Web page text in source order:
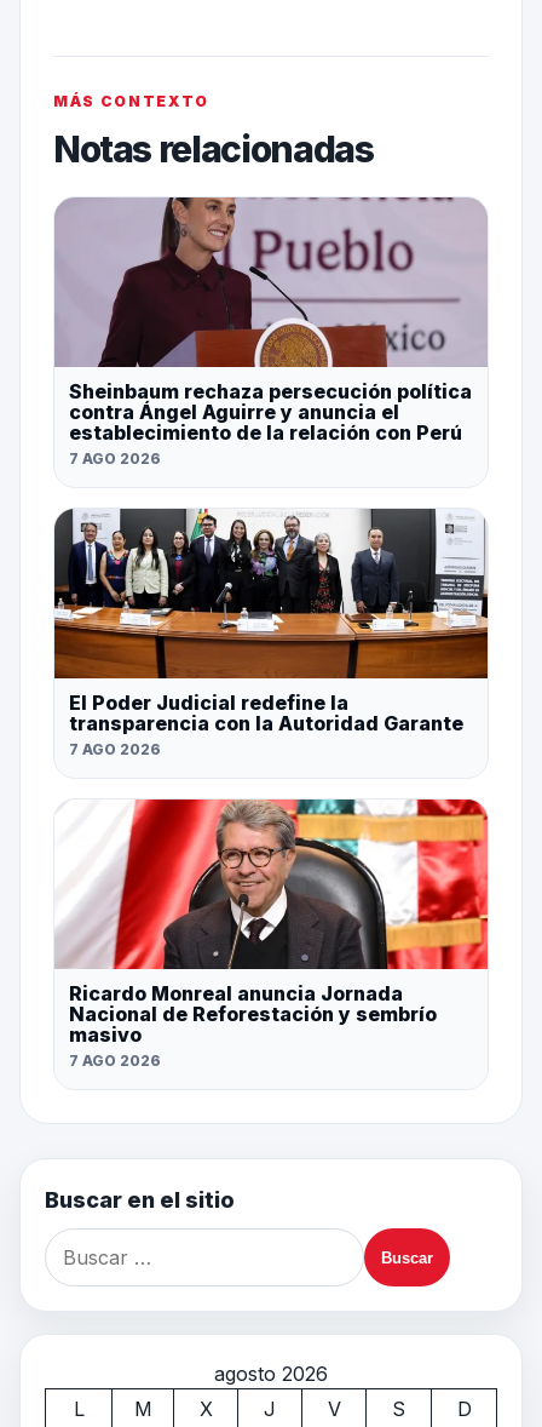
MÁS CONTEXTO
Notas relacionadas
Sheinbaum rechaza persecución política
contra Ángel Aguirre y anuncia el
establecimiento de la relación con Perú
7 AGO 2026
El Poder Judicial redefine la
transparencia con la Autoridad Garante
7 AGO 2026
Ricardo Monreal anuncia Jornada
Nacional de Reforestación y sembrío
masivo
7 AGO 2026
Buscar en el sitio
agosto 2026
L
M X J V S D